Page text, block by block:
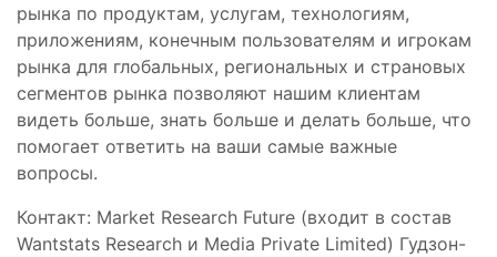
рынка по продуктам, услугам, технологиям,
приложениям, конечным пользователям и игрокам
рынка для глобальных, региональных и страновых
сегментов рынка позволяют нашим клиентам
видеть больше, знать больше и делать больше, что
помогает ответить на ваши самые важные
вопросы.
Контакт: Market Research Future (входит в состав
Wantstats Research и Media Private Limited) Гудзон-